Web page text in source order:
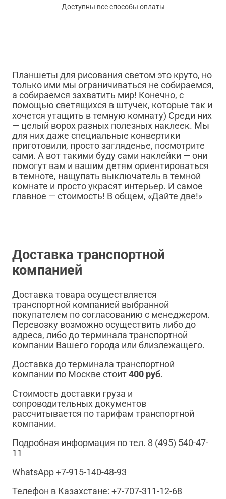
Доступны все способы оплаты
Планшеты для рисования светом это круто, но
только ими мы ограничиваться не собираемся,
а собираемся захватить мир! Конечно, с
помощью светящихся в штучек, которые так и
хочется утащить в темную комнату) Среди них
— целый ворох разных полезных наклеек. Мы
для них даже специальные конвертики
приготовили, просто загляденье, посмотрите
сами. А вот такими буду сами наклейки — они
помогут вам и вашим детям ориентироваться
в темноте, нащупать выключатель в темной
комнате и просто украсят интерьер. И самое
главное — стоимость! В общем, «Дайте две!»
Доставка транспортной
компанией
Доставка товара осуществляется
транспортной компанией выбранной
покупателем по согласованию с менеджером.
Перевозку возможно осуществить либо до
адреса, либо до терминала транспортной
компании Вашего города или близлежащего.
Доставка до терминала транспортной
компании по Москве стоит400 руб.
Стоимость доставки груза и
сопроводительных документов
рассчитывается по тарифам транспортной
компании.
Подробная информация по тел. 8 (495) 540-47-
11
WhatsApp +7-915-140-48-93
Телефон в Казахстане: +7-707-311-12-68